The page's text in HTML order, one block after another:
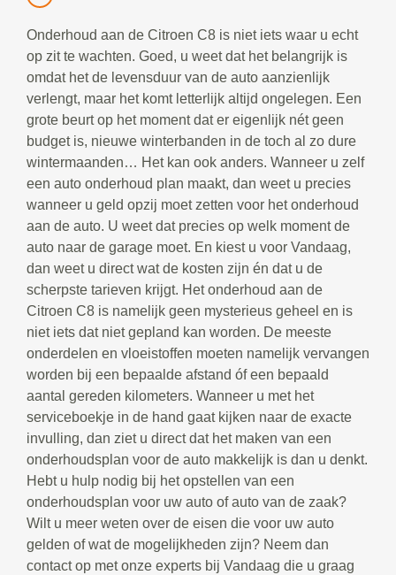
Onderhoud aan de Citroen C8 is niet iets waar u echt
op zit te wachten. Goed, u weet dat het belangrijk is
omdat het de levensduur van de auto aanzienlijk
verlengt, maar het komt letterlijk altijd ongelegen. Een
grote beurt op het moment dat er eigenlijk nét geen
budget is, nieuwe winterbanden in de toch al zo dure
wintermaanden… Het kan ook anders. Wanneer u zelf
een auto onderhoud plan maakt, dan weet u precies
wanneer u geld opzij moet zetten voor het onderhoud
aan de auto. U weet dat precies op welk moment de
auto naar de garage moet. En kiest u voor Vandaag,
dan weet u direct wat de kosten zijn én dat u de
scherpste tarieven krijgt. Het onderhoud aan de
Citroen C8 is namelijk geen mysterieus geheel en is
niet iets dat niet gepland kan worden. De meeste
onderdelen en vloeistoffen moeten namelijk vervangen
worden bij een bepaalde afstand óf een bepaald
aantal gereden kilometers. Wanneer u met het
serviceboekje in de hand gaat kijken naar de exacte
invulling, dan ziet u direct dat het maken van een
onderhoudsplan voor de auto makkelijk is dan u denkt.
Hebt u hulp nodig bij het opstellen van een
onderhoudsplan voor uw auto of auto van de zaak?
Wilt u meer weten over de eisen die voor uw auto
gelden of wat de mogelijkheden zijn? Neem dan
contact op met onze experts bij Vandaag die u graag